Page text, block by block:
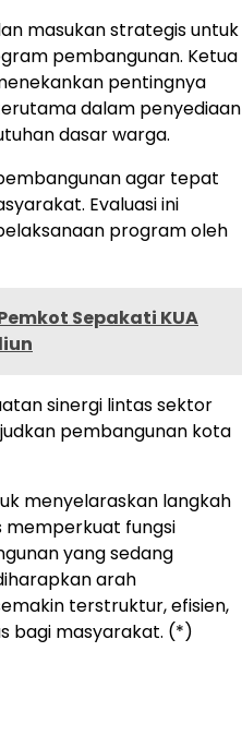
masukan strategis untuk
pembangunan. Ketua
pentingnya
dalam penyediaan
dasar warga.
agar tepat
Evaluasi ini
program oleh
Sepakati KUA
sinergi lintas sektor
pembangunan kota
menyelaraskan langkah
memperkuat fungsi
yang sedang
arah
terstruktur, efisien,
bagi masyarakat. (*)